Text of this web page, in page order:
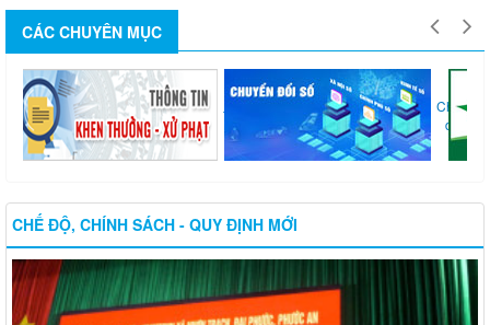
CÁC CHUYÊN MỤC
Thi...
Chuyển
đổi...
CHẾ ĐỘ, CHÍNH SÁCH - QUY ĐỊNH MỚI